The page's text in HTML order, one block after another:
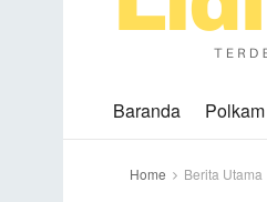
Baranda Polkam
Home Berita Utama